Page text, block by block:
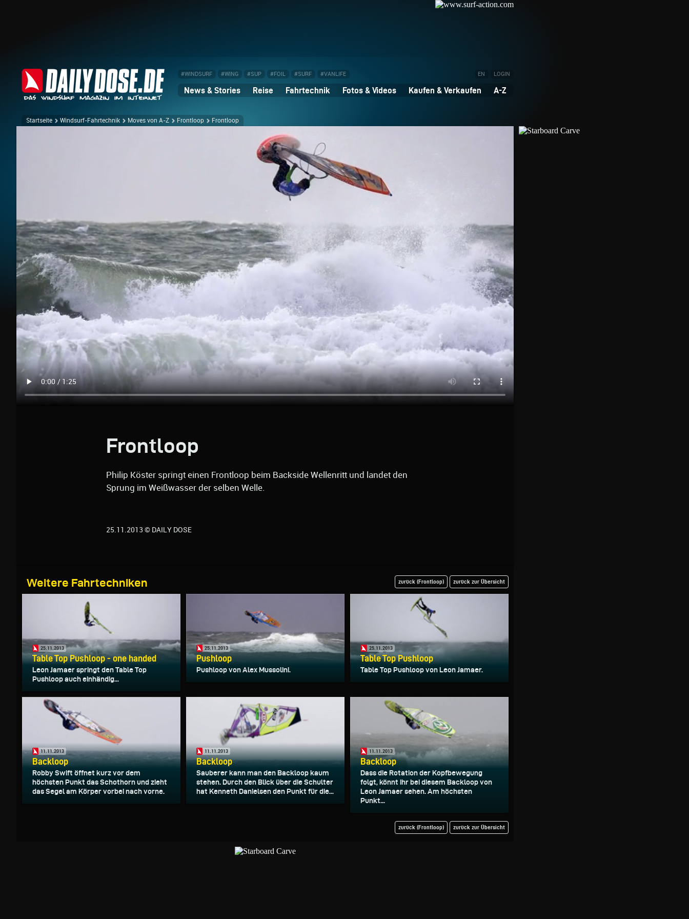
#WINDSURF #WING #SUP #FOIL #SURF #VANLIFE EN LOGIN
News & Stories Reise Fahrtechnik Fotos & Videos Kaufen & Verkaufen A-Z
Startseite Windsurf-Fahrtechnik Moves von A-Z Frontloop Frontloop
Frontloop
Philip Köster springt einen Frontloop beim Backside Wellenritt und landet den
Sprung im Weißwasser der selben Welle.
25.11.2013 © DAILY DOSE
Weitere Fahrtechniken zurück (Frontloop) zurück zur Übersicht
25.11.2013
Table Top Pushloop - one handed
Leon Jamaer springt den Table Top
Pushloop auch einhändig...
25.11.2013
Pushloop
Pushloop von Alex Mussolini.
25.11.2013
Table Top Pushloop
Table Top Pushloop von Leon Jamaer.
11.11.2013
Backloop
Robby Swift öffnet kurz vor dem
höchsten Punkt das Schothorn und zieht
das Segel am Körper vorbei nach vorne.
11.11.2013
Backloop
Sauberer kann man den Backloop kaum
stehen. Durch den Blick über die Schulter
hat Kenneth Danielsen den Punkt für die...
11.11.2013
Backloop
Dass die Rotation der Kopfbewegung
folgt, könnt ihr bei diesem Backloop von
Leon Jamaer sehen. Am höchsten
Punkt...
zurück (Frontloop) zurück zur Übersicht